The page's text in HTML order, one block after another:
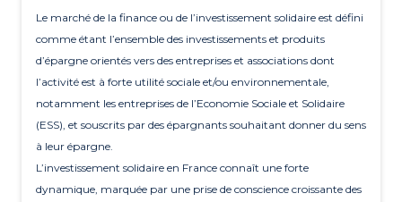
Le marché de la finance ou de l’investissement solidaire est défini
comme étant l’ensemble des investissements et produits
d’épargne orientés vers des entreprises et associations dont
l’activité est à forte utilité sociale et/ou environnementale,
notamment les entreprises de l’Economie Sociale et Solidaire
(ESS), et souscrits par des épargnants souhaitant donner du sens
à leur épargne.
L’investissement solidaire en France connaît une forte
dynamique, marquée par une prise de conscience croissante des